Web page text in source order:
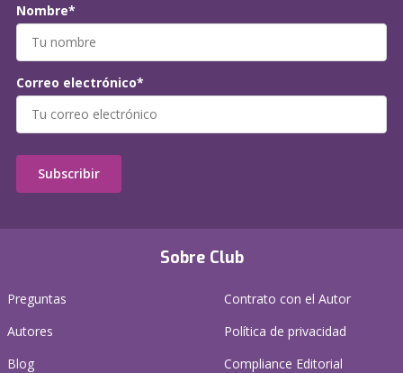
Sobre Club
Preguntas
Autores
Blog
Contrato con el Autor
Política de privacidad
Compliance Editorial
Nombre*
Correo electrónico*
Subscribir